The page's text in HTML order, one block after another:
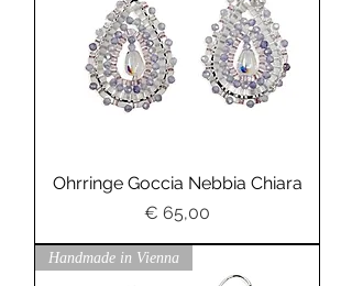
Ohrringe Goccia Nebbia Chiara
Preis
€ 65,00
Handmade in Vienna